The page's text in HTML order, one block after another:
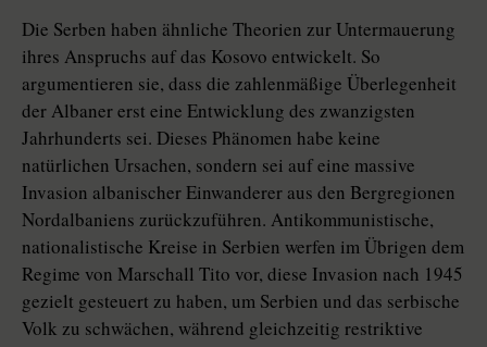
Die Serben haben ähnliche Theorien zur Untermauerung
ihres Anspruchs auf das Kosovo entwickelt. So
argumentieren sie, dass die zahlenmäßige Überlegenheit
der Albaner erst eine Entwicklung des zwanzigsten
Jahrhunderts sei. Dieses Phänomen habe keine
natürlichen Ursachen, sondern sei auf eine massive
Invasion albanischer Einwanderer aus den Bergregionen
Nordalbaniens zurückzuführen. Antikommunistische,
nationalistische Kreise in Serbien werfen im Übrigen dem
Regime von Marschall Tito vor, diese Invasion nach 1945
gezielt gesteuert zu haben, um Serbien und das serbische
Volk zu schwächen, während gleichzeitig restriktive